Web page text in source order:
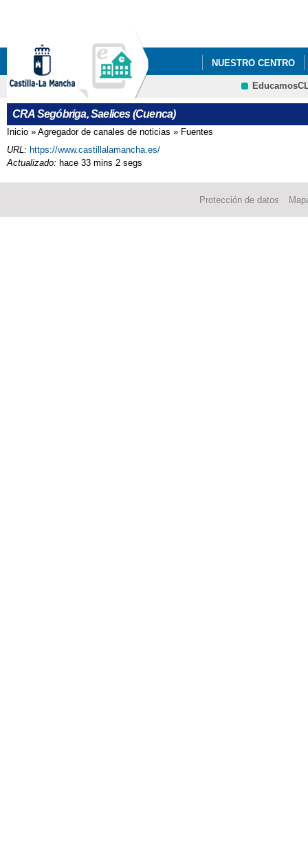
NUESTRO CENTRO
PGA 2022/2023
CRA Segóbriga, Saelices (Cuenca)
Se encuentra usted aquí
Inicio » Agregador de canales de noticias » Fuentes
URL: https://www.castillalamancha.es/
Actualizado: hace 33 mins 2 segs
Protección de datos